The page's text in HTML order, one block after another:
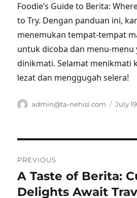
Foodie’s Guide to Berita:
to Try. Dengan panduan ini,
menemukan tempat-tempat
untuk dicoba dan menu-
dinikmati. Selamat menikmati
lezat dan menggugah selera!
Author
admin@ta-nehisi.com
Posted
July
navigation
PREVIOUS
Previous
post:
A Taste of Berita:
Delights Await